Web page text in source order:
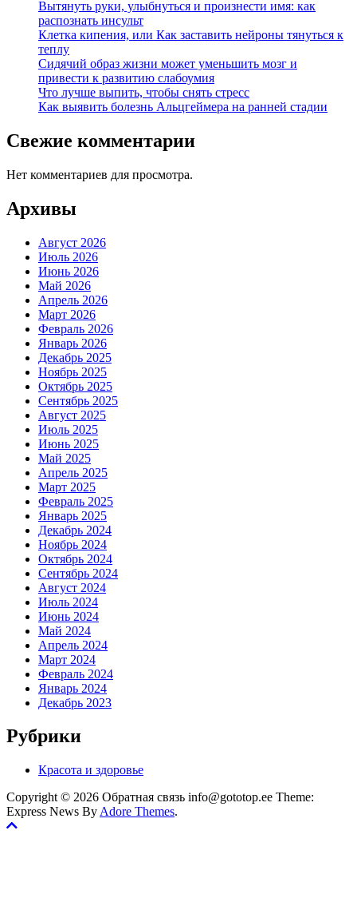
Вытянуть руки, улыбнуться и произнести имя: как
распознать инсульт
Клетка кипения, или Как заставить нейроны тянуться к
теплу
Сидячий образ жизни может уменьшить мозг и
привести к развитию слабоумия
Что лучше выпить, чтобы снять стресс
Как выявить болезнь Альцгеймера на ранней стадии
Свежие комментарии
Нет комментариев для просмотра.
Архивы
Август 2026
Июль 2026
Июнь 2026
Май 2026
Апрель 2026
Март 2026
Февраль 2026
Январь 2026
Декабрь 2025
Ноябрь 2025
Октябрь 2025
Сентябрь 2025
Август 2025
Июль 2025
Июнь 2025
Май 2025
Апрель 2025
Март 2025
Февраль 2025
Январь 2025
Декабрь 2024
Ноябрь 2024
Октябрь 2024
Сентябрь 2024
Август 2024
Июль 2024
Июнь 2024
Май 2024
Апрель 2024
Март 2024
Февраль 2024
Январь 2024
Декабрь 2023
Рубрики
Красота и здоровье
Copyright © 2026 Обратная связь info@gototop.ee Theme:
Express News By Adore Themes.